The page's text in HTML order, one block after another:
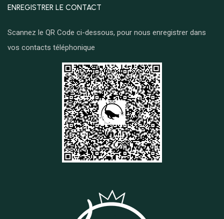
ENREGISTRER LE CONTACT
Scannez le QR Code ci-dessous, pour nous enregistrer dans
vos contacts téléphonique